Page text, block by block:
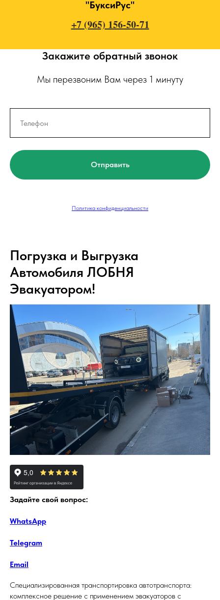
"БуксиРус"
+7 (965) 156-50-71
Закажите обратный звонок
Мы перезвоним Вам через 1 минуту
Отправить
Политика конфиденциальности
Погрузка и Выгрузка
Автомобиля ЛОБНЯ
Эвакуатором!
Задайте свой вопрос:
WhatsApp
Telegram
Email
Специализированная транспортировка автотранспорта:
комплексное решение с применением эвакуаторов с